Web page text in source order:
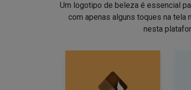
Um logotipo de beleza é essencial
com apenas alguns toques na
nesta